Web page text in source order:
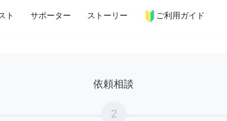
ト サポーター ストーリー ご利用ガイド
インテリア 趣味・習い事 ペット 料理
依頼相談
2